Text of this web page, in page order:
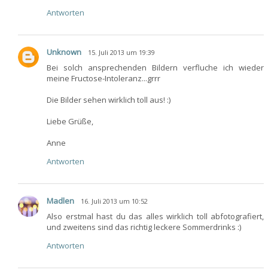
Antworten
Unknown 15. Juli 2013 um 19:39
Bei solch ansprechenden Bildern verfluche ich wieder
meine Fructose-Intoleranz...grrr
Die Bilder sehen wirklich toll aus! :)
Liebe Grüße,
Anne
Antworten
Madlen 16. Juli 2013 um 10:52
Also erstmal hast du das alles wirklich toll abfotografiert,
und zweitens sind das richtig leckere Sommerdrinks :)
Antworten